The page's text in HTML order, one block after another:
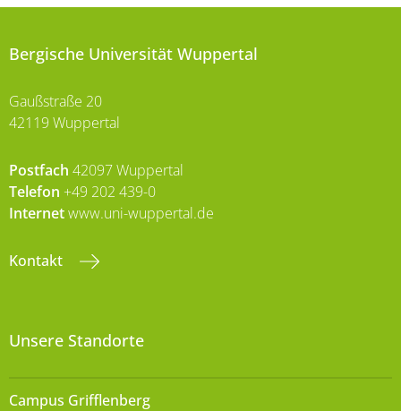
Bergische Universität Wuppertal
Gaußstraße 20
42119 Wuppertal
Postfach 42097 Wuppertal
Telefon +49 202 439-0
Internetwww.uni-wuppertal.de
Kontakt
Unsere Standorte
Campus Grifflenberg